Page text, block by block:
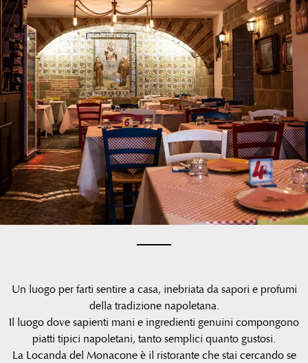
Un luogo per farti sentire a casa, inebriata da sapori e profumi
della tradizione napoletana.
Il luogo dove sapienti mani e ingredienti genuini compongono
piatti tipici napoletani, tanto semplici quanto gustosi.
La Locanda del Monacone è il ristorante che stai cercando se